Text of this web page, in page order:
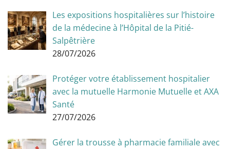
Les expositions hospitalières sur l’histoire
de la médecine à l’Hôpital de la Pitié-
Salpêtrière
28/07/2026
Protéger votre établissement hospitalier
avec la mutuelle Harmonie Mutuelle et AXA
Santé
27/07/2026
Gérer la trousse à pharmacie familiale avec